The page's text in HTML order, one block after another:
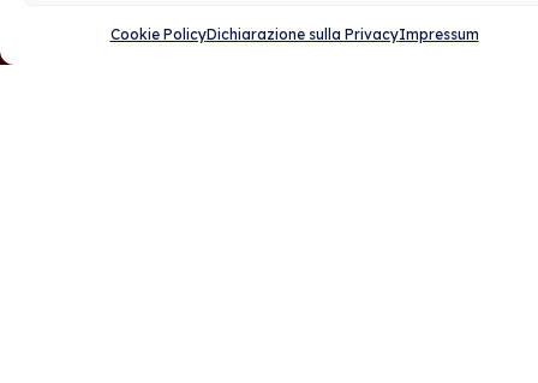
Cookie PolicyDichiarazione sulla PrivacyImpressum